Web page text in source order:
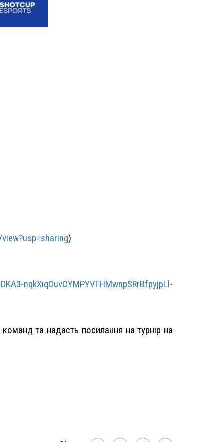
)
nqkXiqOuvOYMPYVFHMwnpSRrBfpyjpLl-
команд та надасть посилання на турнір на